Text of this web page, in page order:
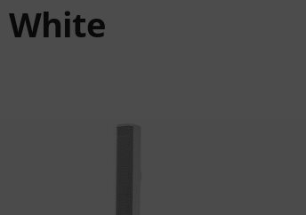
White
aus 4 Kundenbewertungen